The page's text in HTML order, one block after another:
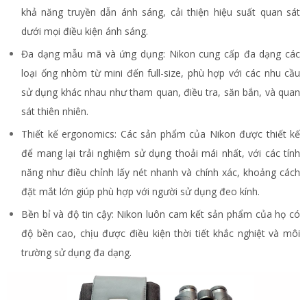
khả năng truyền dẫn ánh sáng, cải thiện hiệu suất quan sát
dưới mọi điều kiện ánh sáng.
Đa dạng mẫu mã và ứng dụng: Nikon cung cấp đa dạng các
loại ống nhòm từ mini đến full-size, phù hợp với các nhu cầu
sử dụng khác nhau như tham quan, điều tra, săn bắn, và quan
sát thiên nhiên.
Thiết kế ergonomics: Các sản phẩm của Nikon được thiết kế
để mang lại trải nghiệm sử dụng thoải mái nhất, với các tính
năng như điều chỉnh lấy nét nhanh và chính xác, khoảng cách
đặt mắt lớn giúp phù hợp với người sử dụng đeo kính.
Bền bỉ và độ tin cậy: Nikon luôn cam kết sản phẩm của họ có
độ bền cao, chịu được điều kiện thời tiết khắc nghiệt và môi
trường sử dụng đa dạng.